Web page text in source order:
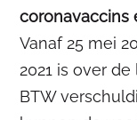
coronavaccins
Vanaf 25 mei
2021 is over
BTW